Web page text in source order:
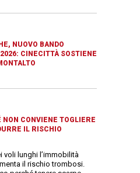
NUOVO BANDO
CINECITTÀ SOSTIENE
CONVIENE TOGLIERE
IL RISCHIO
voli lunghi l’immobilità
il rischio trombosi.